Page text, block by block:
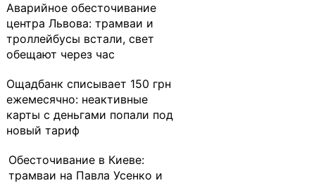
Аварийное обесточивание
центра Львова: трамваи и
троллейбусы встали, свет
обещают через час
Ощадбанк списывает 150 грн
ежемесячно: неактивные
карты с деньгами попали под
новый тариф
Обесточивание в Киеве:
трамваи на Павла Усенко и